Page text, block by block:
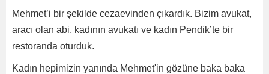
Mehmet’i bir şekilde cezaevinden çıkardık. Bizim avukat,
aracı olan abi, kadının avukatı ve kadın Pendik’te bir
restoranda oturduk.
Kadın hepimizin yanında Mehmet'in gözüne baka baka